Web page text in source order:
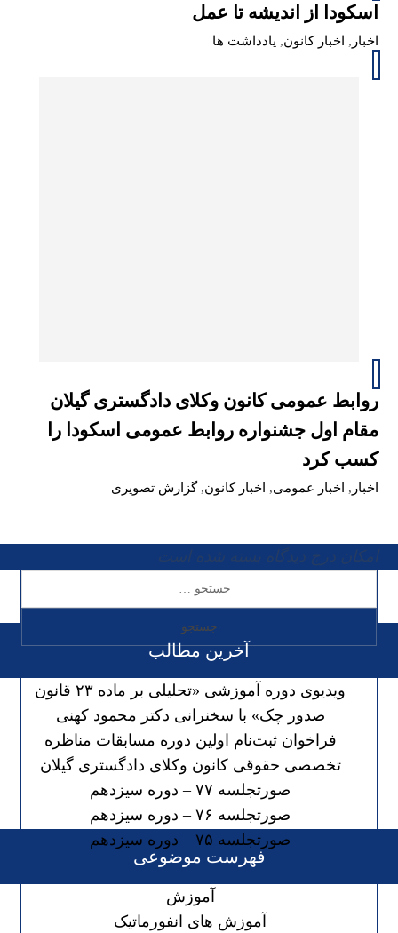
اسکودا از اندیشه تا عمل
اخبار , اخبار کانون, یادداشت ها
روابط عمومی کانون وکلای دادگستری گیلان
مقام اول جشنواره روابط عمومی اسکودا را
کسب کرد
اخبار , اخبار عمومی, اخبار کانون,گزارش تصویری
آخرین مطالب
ویدیوی دوره آموزشی «تحلیلی بر ماده ۲۳ قانون
صدور چک» با سخنرانی دکتر محمود کهنی
فراخوان ثبت‌نام اولین دوره مسابقات مناظره
تخصصی حقوقی کانون وکلای دادگستری گیلان
صورتجلسه ۷۷ – دوره سیزدهم
صورتجلسه ۷۶ – دوره سیزدهم
صورتجلسه ۷۵ – دوره سیزدهم
فهرست موضوعی
آموزش
آموزش های انفورماتیک